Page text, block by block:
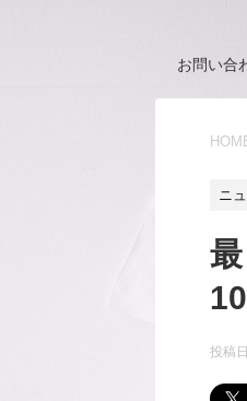
お問い合
ニ
投稿